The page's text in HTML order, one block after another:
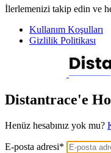
İlerlemenizi takip edin ve
Kullanım Koşulları
Gizlilik Politikası
Distantrace'e
Henüz hesabınız yok mu?
E-posta adresi*